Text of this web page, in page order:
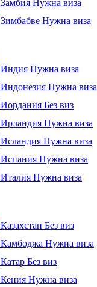
Замбия Нужна виза
Зимбабве Нужна виза
Индия Нужна виза
Индонезия Нужна виза
Иордания Без виз
Ирландия Нужна виза
Исландия Нужна виза
Испания Нужна виза
Италия Нужна виза
Казахстан Без виз
Камбоджа Нужна виза
Катар Без виз
Кения Нужна виза